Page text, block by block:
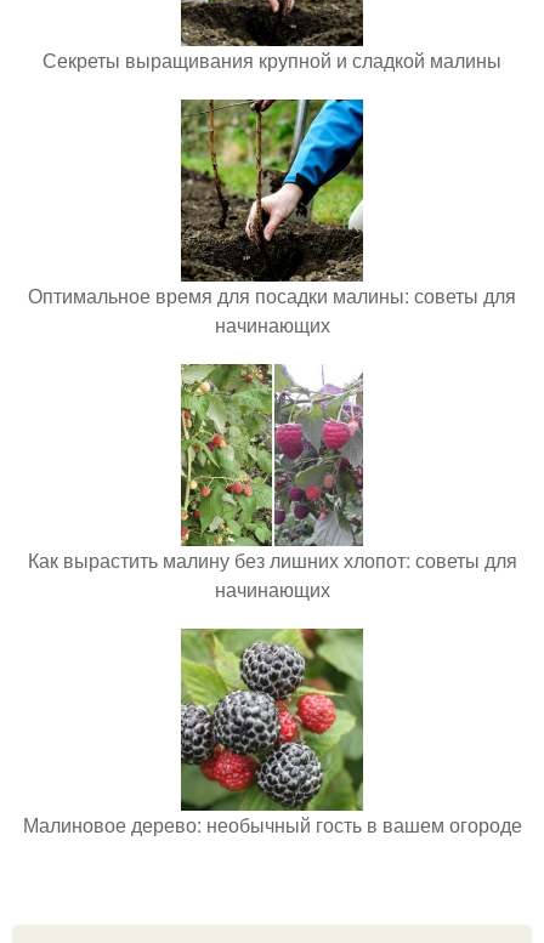
Секреты выращивания крупной и сладкой малины
Оптимальное время для посадки малины: советы для
начинающих
Как вырастить малину без лишних хлопот: советы для
начинающих
Малиновое дерево: необычный гость в вашем огороде